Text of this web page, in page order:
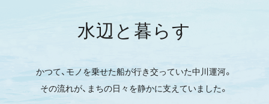
水辺と暮らす
かつて、モノを乗せた船が行き交っていた中川運河。
その流れが、まちの日々を静かに支えていました。